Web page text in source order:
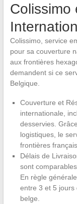
Colissimo
Colissimo, service
pour sa couverture
aux frontières
demandent si ce
Belgique.
Couverture et
internationale,
desservies.
logistiques, le
frontières
Délais de
sont
En règle
entre 3 et 5 jours
belge.